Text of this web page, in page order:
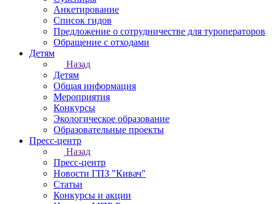
Анкетирование
Список гидов
Предложение о сотрудничестве для туроператоров
Обращение с отходами
Детям
Назад
Детям
Общая информация
Мероприятия
Конкурсы
Экологическое образование
Образовательные проекты
Пресс-центр
Назад
Пресс-центр
Новости ГПЗ "Кивач"
Статьи
Конкурсы и акции